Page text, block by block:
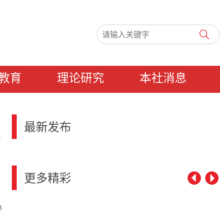
育 理论研究 本社消息
最新发布
更多精彩